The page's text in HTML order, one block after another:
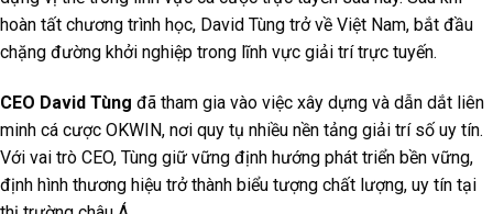
hoàn tất chương trình học, David Tùng trở về Việt Nam, bắt đầu
chặng đường khởi nghiệp trong lĩnh vực giải trí trực tuyến.
CEO David Tùng đã tham gia vào việc xây dựng và dẫn dắt liên
minh cá cược OKWIN, nơi quy tụ nhiều nền tảng giải trí số uy tín.
Với vai trò CEO, Tùng giữ vững định hướng phát triển bền vững,
định hình thương hiệu trở thành biểu tượng chất lượng, uy tín tại